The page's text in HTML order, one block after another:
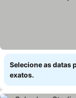
Selecione as datas
exatos.